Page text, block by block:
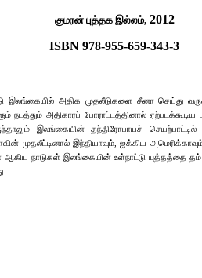
குமரன் புத்தக இல்லம், 2012
ISBN 978-955-659-343-3
இலங்கையில் அதிக முதலீடுகளை சீனா செய்து
நடத்தும் அதிகாரப் போராட்டத்தினால்
இலங்கையின் தந்திரோபாயச்
முதலீட்டினால் இந்தியாவும், ஐக்கிய
நாடுகள் இலங்கையின் உள்நாட்டு யுத்தத்தை தம்